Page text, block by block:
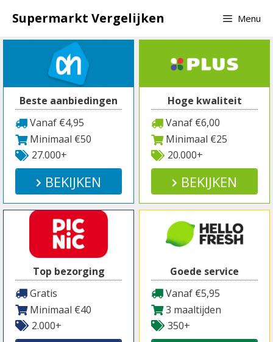
naar
inhoud
Supermarkt Vergelijken Menu
Beste aanbiedingen
Vanaf €4,95
Minimaal €50
27.000+
BEKIJKEN
Hoge kwaliteit
Vanaf €6,00
Minimaal €25
20.000+
BEKIJKEN
Top bezorging
Gratis
Minimaal €40
2.000+
Goede service
Vanaf €5,95
3 maaltijden
350+